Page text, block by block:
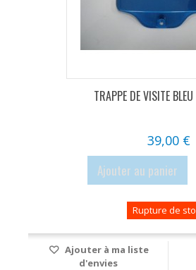
TRAPPE DE VISITE
39,00 €
Ajouter au panier
Rupture de
Ajouter à ma liste
d'envies